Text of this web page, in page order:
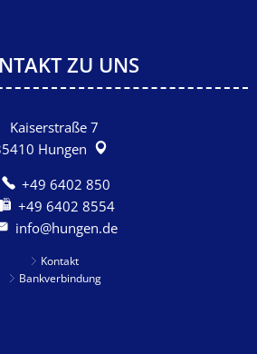
ZU UNS
Kaiserstraße 7
Hungen
+49 6402 850
+49 6402 8554
info@hungen.de
Kontakt
Bankverbindung